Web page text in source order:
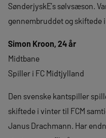
SønderjyskE’s sølvsæson.
gennembruddet og skiftede
Simon Kroon, 24 år
Midtbane
Spiller i FC Midtjylland
Den svenske kantspiller
skiftede i vinter til FCM
Janus Drachmann. Har